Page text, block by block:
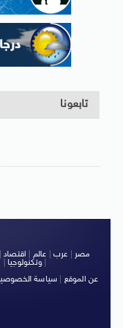
تابعونا
مصر عرب عالم اقتصاد
وتكنولوجيا|
|
عن الموقع
سياسة